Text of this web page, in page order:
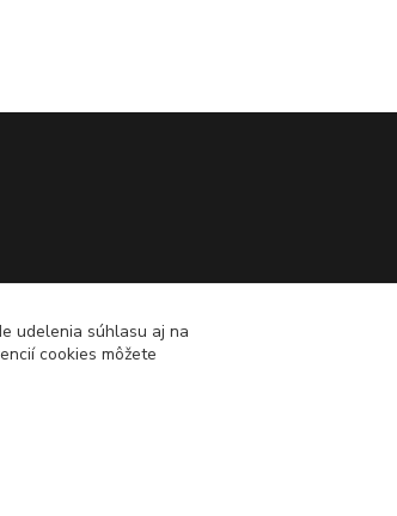
udelenia súhlasu aj na
cookies môžete